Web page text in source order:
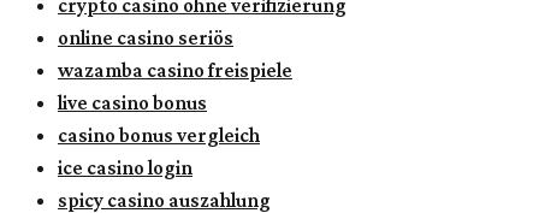
crypto casino ohne verifizierung
online casino seriös
wazamba casino freispiele
live casino bonus
casino bonus vergleich
ice casino login
spicy casino auszahlung